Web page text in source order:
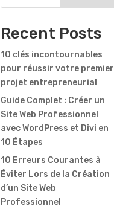
Recent Posts
10 clés incontournables
pour réussir votre premier
projet entrepreneurial
Guide Complet : Créer un
Site Web Professionnel
avec WordPress et Divi en
10 Étapes
10 Erreurs Courantes à
Éviter Lors de la Création
d’un Site Web
Professionnel